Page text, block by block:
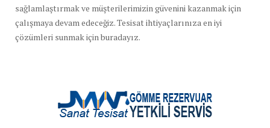
sağlamlaştırmak ve müşterilerimizin güvenini kazanmak için
çalışmaya devam edeceğiz. Tesisat ihtiyaçlarınıza en iyi
çözümleri sunmak için buradayız.